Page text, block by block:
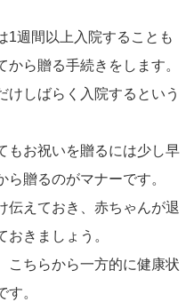
1週間以上入院することも
ら贈る手続きをします。
けしばらく入院するという
もお祝いを贈るには少し早
贈るのがマナーです。
伝えておき、赤ちゃんが退
きましょう。
こちらから一方的に健康状
。